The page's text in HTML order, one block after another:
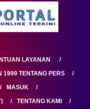
LAYANAN
1999 TENTANG PERS
MASUK
TENTANG KAMI